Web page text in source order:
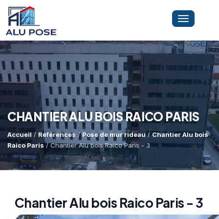
LA SOCIÉTÉ
PRESTATIONS
Dépannage Vitrages
Vitrine Magasin
Recherche De Fuite
MINI-GRUE ARAIGNÉE
Accès Difficiles
Toggle
CHANTIER ALU BOIS RAICO PARIS
Accueil/ Références /Pose de mur rideau/Chantier Alu bois
Raico Paris/ Chantier Alu bois Raico Paris - 3
Chantier Alu bois Raico Paris - 3